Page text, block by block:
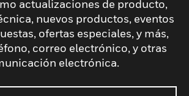
actualizaciones de producto,
nuevos productos, eventos
ofertas especiales, y más,
correo electrónico, y otras
electrónica.